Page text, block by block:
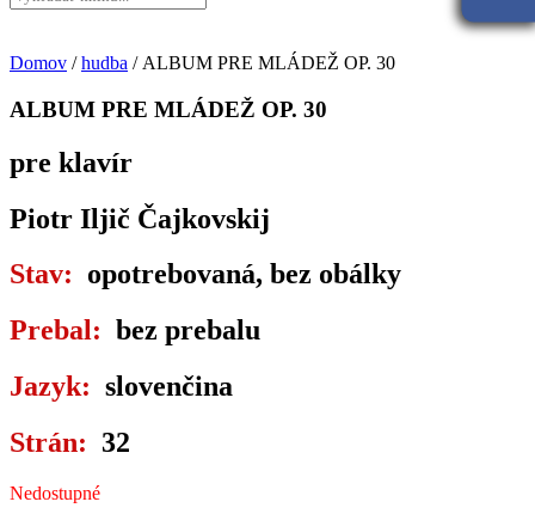
Domov /hudba / ALBUM PRE MLÁDEŽ OP. 30
ALBUM PRE MLÁDEŽ OP. 30
pre klavír
Piotr Iljič Čajkovskij
Stav: opotrebovaná, bez obálky
Prebal: bez prebalu
Jazyk: slovenčina
Strán: 32
Nedostupné